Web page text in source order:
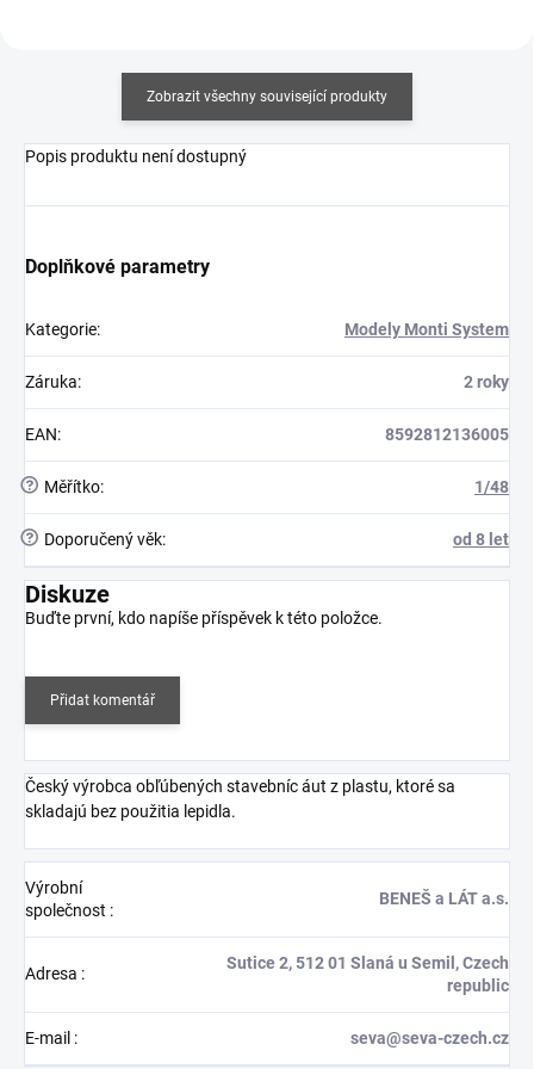
Zobrazit všechny související produkty
Popis produktu není dostupný
Doplňkové parametry
Kategorie: Modely Monti System
Záruka: 2 roky
EAN: 8592812136005
? Měřítko: 1/48
? Doporučený věk: od 8 let
Diskuze
Buďte první, kdo napíše příspěvek k této položce.
Přidat komentář
Český výrobca obľúbených stavebníc áut z plastu, ktoré sa
skladajú bez použitia lepidla.
Výrobní
společnost :
BENEŠ a LÁT a.s.
Adresa :
Sutice 2, 512 01 Slaná u Semil, Czech
republic
E-mail : seva@seva-czech.cz